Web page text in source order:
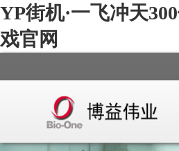
YP街机·一飞冲天
戏官网